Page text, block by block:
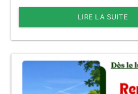
LIRE LA SUITE